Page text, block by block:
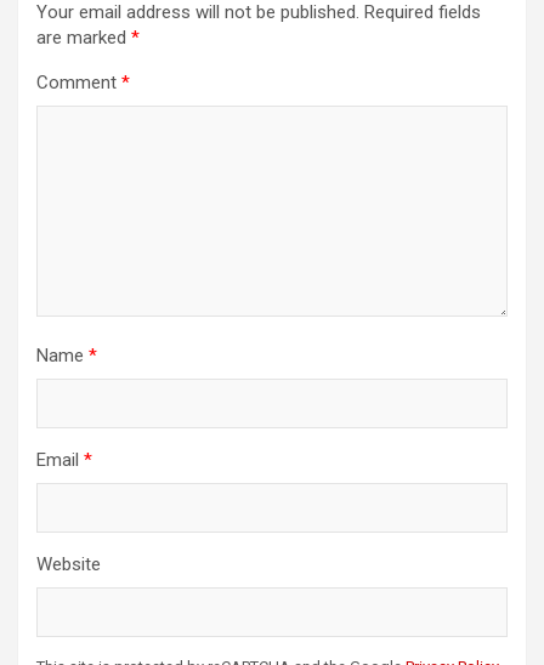
Your email address will not be published. Required fields
are marked *
Comment *
Name *
Email *
Website